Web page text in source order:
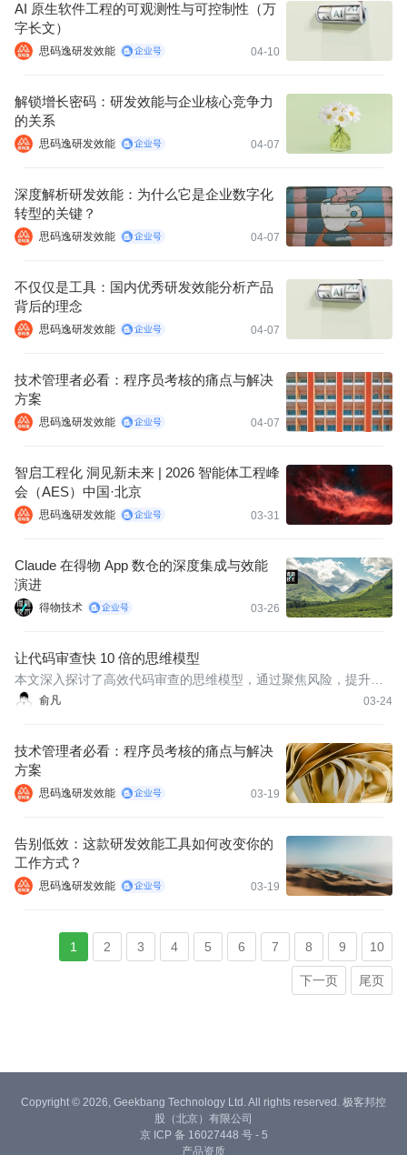
AI 原生软件工程的可观测性与可控制性（万
字长文）
思码逸研发效能 04-10
解锁增长密码：研发效能与企业核心竞争力
的关系
思码逸研发效能 04-07
深度解析研发效能：为什么它是企业数字化
转型的关键？
思码逸研发效能 04-07
不仅仅是工具：国内优秀研发效能分析产品
背后的理念
思码逸研发效能 04-07
技术管理者必看：程序员考核的痛点与解决
方案
思码逸研发效能 04-07
智启工程化 洞见新未来 | 2026 智能体工程峰
会（AES）中国·北京
思码逸研发效能 03-31
Claude 在得物 App 数仓的深度集成与效能
演进
得物技术 03-26
让代码审查快 10 倍的思维模型
俞凡 03-24
本文深入探讨了高效代码审查的思维模型，通过聚焦风险，提升审
查效率，并且有助于高效缓解项目风险。原文：The Mental Model
技术管理者必看：程序员考核的痛点与解决
方案
思码逸研发效能 03-19
告别低效：这款研发效能工具如何改变你的
工作方式？
思码逸研发效能 03-19
1 2 3 4 5 6 7 8 9 10
下一页 尾页
Copyright © 2026, Geekbang Technology Ltd. All rights reserved. 极客邦控
股（北京）有限公司
京 ICP 备 16027448 号 - 5
产品资质